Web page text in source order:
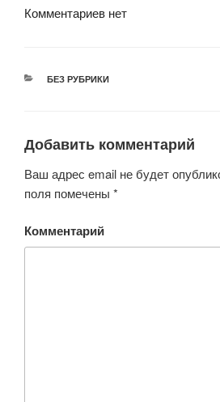
Комментариев нет
РУБРИКИ
БЕЗ РУБРИКИ
Добавить комментарий
Ваш адрес email не будет
поля помечены *
Комментарий